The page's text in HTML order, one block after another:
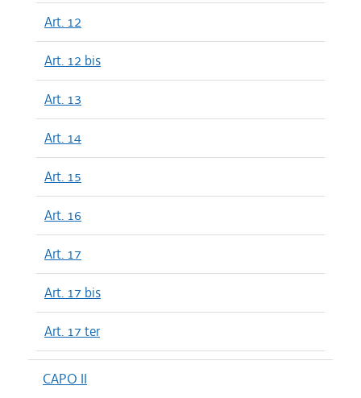
Art. 12
Art. 12 bis
Art. 13
Art. 14
Art. 15
Art. 16
Art. 17
Art. 17 bis
Art. 17 ter
CAPO II